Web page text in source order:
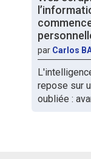
par Carlos
repose sur
oubliée :